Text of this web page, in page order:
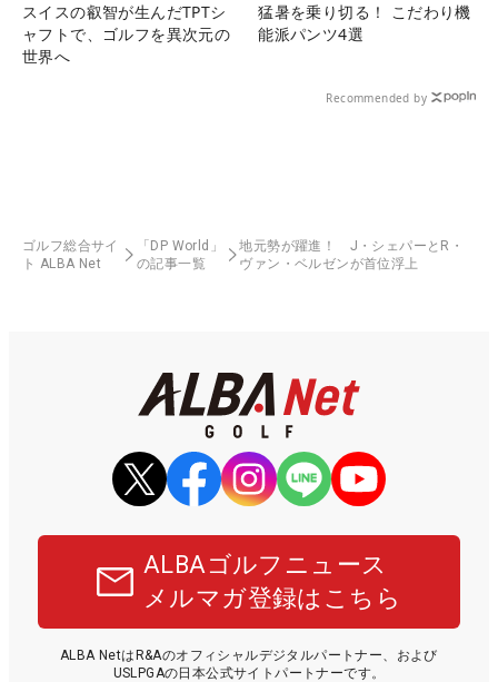
スイスの叡智が生んだTPTシ
ャフトで、ゴルフを異次元の
世界へ
猛暑を乗り切る！ こだわり機
能派パンツ4選
Recommended by
ゴルフ総合サイ
ト ALBA Net
「DP World」
の記事一覧
地元勢が躍進！ J・シェパーとR・
ヴァン・ベルゼンが首位浮上
ALBAゴルフニュース
メルマガ登録はこちら
ALBA NetはR&Aのオフィシャルデジタルパートナー、および
USLPGAの日本公式サイトパートナーです。